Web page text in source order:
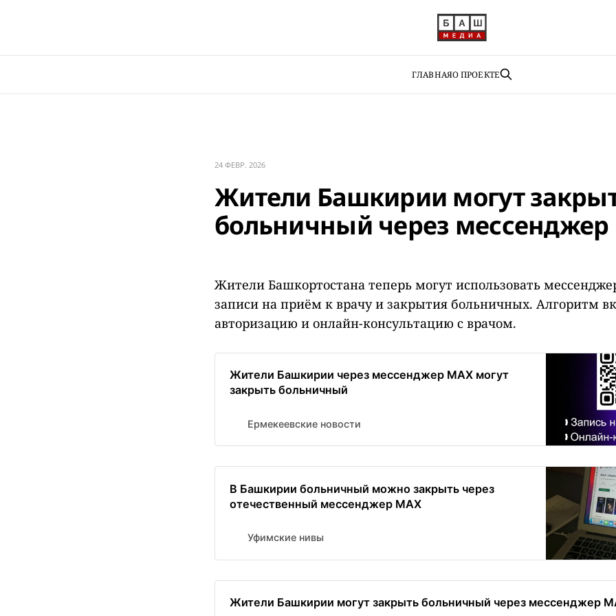
ГЛАВНАЯО ПРОЕКТЕ
24 ФЕВР. 2026
Жители Башкирии могут
больничный через
Жители Башкортостана теперь могут использовать
записи на приём к врачу и закрытия больничных. Алгоритм
авторизацию и онлайн-консультацию с врачом.
Жители Башкирии через мессенджер МАХ могут
закрыть больничный
Ермекеевские новости
В Башкирии больничный можно закрыть через
отечественный мессенджер МАХ
Уфимские нивы
Жители Башкирии могут закрыть больничный через мессенджер